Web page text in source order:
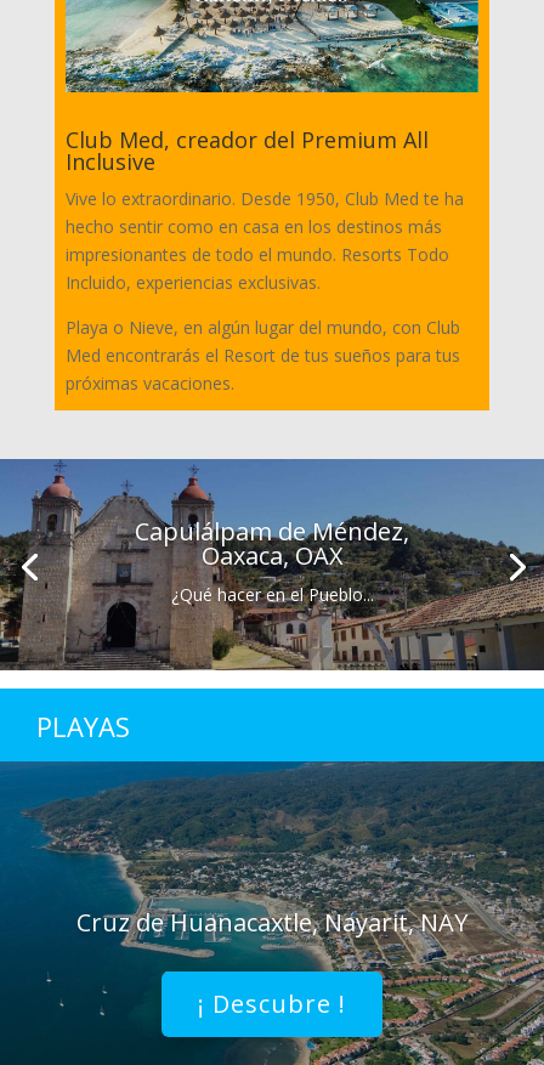
Club Med, creador del Premium All
Inclusive
Vive lo extraordinario. Desde 1950, Club Med te ha
hecho sentir como en casa en los destinos más
impresionantes de todo el mundo. Resorts Todo
Incluido, experiencias exclusivas.
Playa o Nieve, en algún lugar del mundo, con Club
Med encontrarás el Resort de tus sueños para tus
próximas vacaciones.
Capulálpam de Méndez,
Oaxaca, OAX
¿Qué hacer en el Pueblo...
PLAYAS
Cruz de Huanacaxtle, Nayarit, NAY
¡ Descubre !